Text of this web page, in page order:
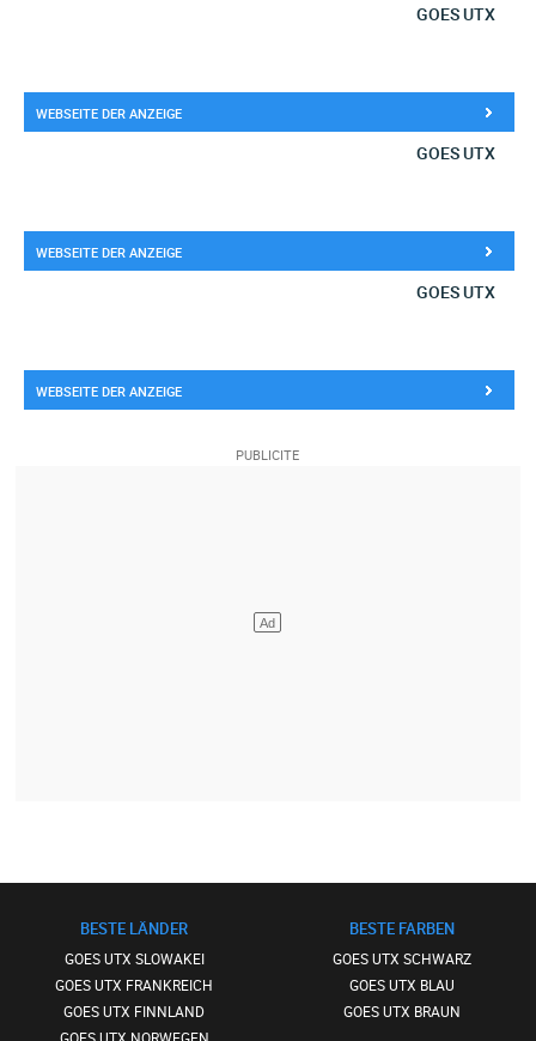
GOES UTX
WEBSEITE DER ANZEIGE
GOES UTX
WEBSEITE DER ANZEIGE
GOES UTX
WEBSEITE DER ANZEIGE
BESTE LÄNDER
GOES UTX SLOWAKEI
GOES UTX FRANKREICH
GOES UTX FINNLAND
BESTE FARBEN
GOES UTX SCHWARZ
GOES UTX BLAU
GOES UTX BRAUN